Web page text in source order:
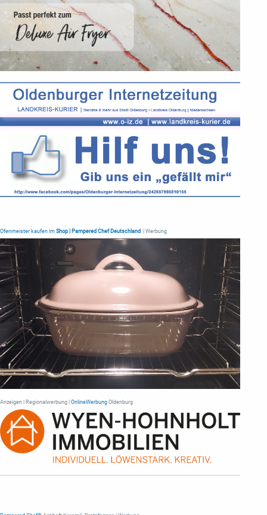
Ofenmeister kaufen im Shop | Pampered Chef Deutschland | Werbung
Anzeigen | Regionalwerbung | OnlineWerbung Oldenburg